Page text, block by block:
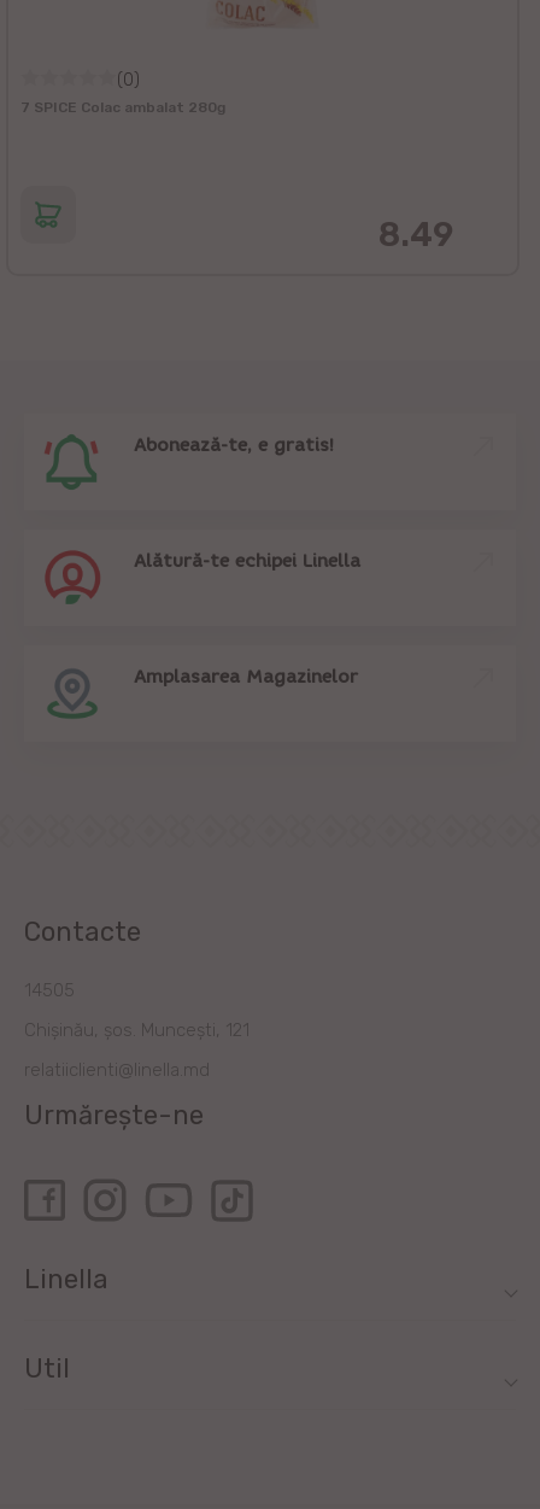
(0)
7 SPICE Colac ambalat 280g
8.49
Abonează-te, e gratis!
Alătură-te echipei Linella
Amplasarea Magazinelor
Contacte
14505
Chișinău, șos. Muncești, 121
relatiiclienti@linella.md
Urmărește-ne
Linella
Util